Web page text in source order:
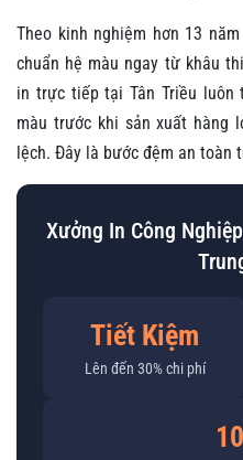
Theo kinh nghiệm hơn 13
chuẩn hệ màu ngay từ khâu
in trực tiếp tại Tân Triều
màu trước khi sản xuất hàng
lệch. Đây là bước đệm an toàn
Xưởng In Công
Tiết Kiệm
Lên đến 30% chi phí